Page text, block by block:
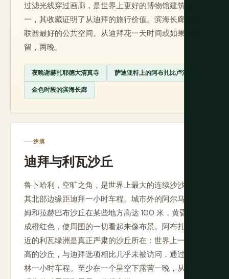
过滤光线穿过画廊，是世界上更好的博物馆建筑之
一，其收藏证明了从迪拜的旅行价值。滨海长廊是阿
联酋最好的公共空间。从迪拜花一天时间或如果您停
留，两晚。
夜晚谢赫扎耶德大清真寺 萨迪亚特上的阿布扎比卢浮宫
金色时段的滨海长廊
沙漠
迪拜与利瓦沙丘
鲁卜哈利，空旷之角，是世界上最大的连续沙沙漠，
其北部边缘距迪拜一小时车程。城市外的阿尔马尔穆
姆和拉赫巴布沙丘在某些地方高达 100 米，黄昏时变
成橙红色，使周围的一切看起来像布景。阿布扎比附
近的利瓦绿洲是真正严肃的沙丘所在：世界上一些最
高的沙丘，与迪拜选项相比几乎未被访问，通过棕榈
林一小时车程。至少在一个星空下露营一晚，从迪拜